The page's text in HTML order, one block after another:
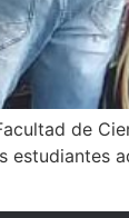
de
estudiantes